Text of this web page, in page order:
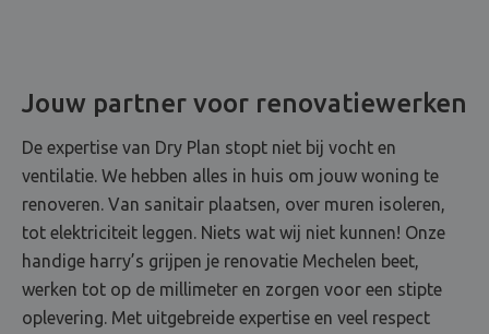
Jouw partner voor renovatiewerken
De expertise van Dry Plan stopt niet bij vocht en
ventilatie. We hebben alles in huis om jouw woning te
renoveren. Van sanitair plaatsen, over muren isoleren,
tot elektriciteit leggen. Niets wat wij niet kunnen! Onze
handige harry’s grijpen je renovatie Mechelen beet,
werken tot op de millimeter en zorgen voor een stipte
oplevering. Met uitgebreide expertise en veel respect